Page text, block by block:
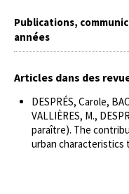
Publications,
années
Articles dans des
DESPRÉS, Carole,
VALLIÈRES, M.,
paraître). The
urban characteristics